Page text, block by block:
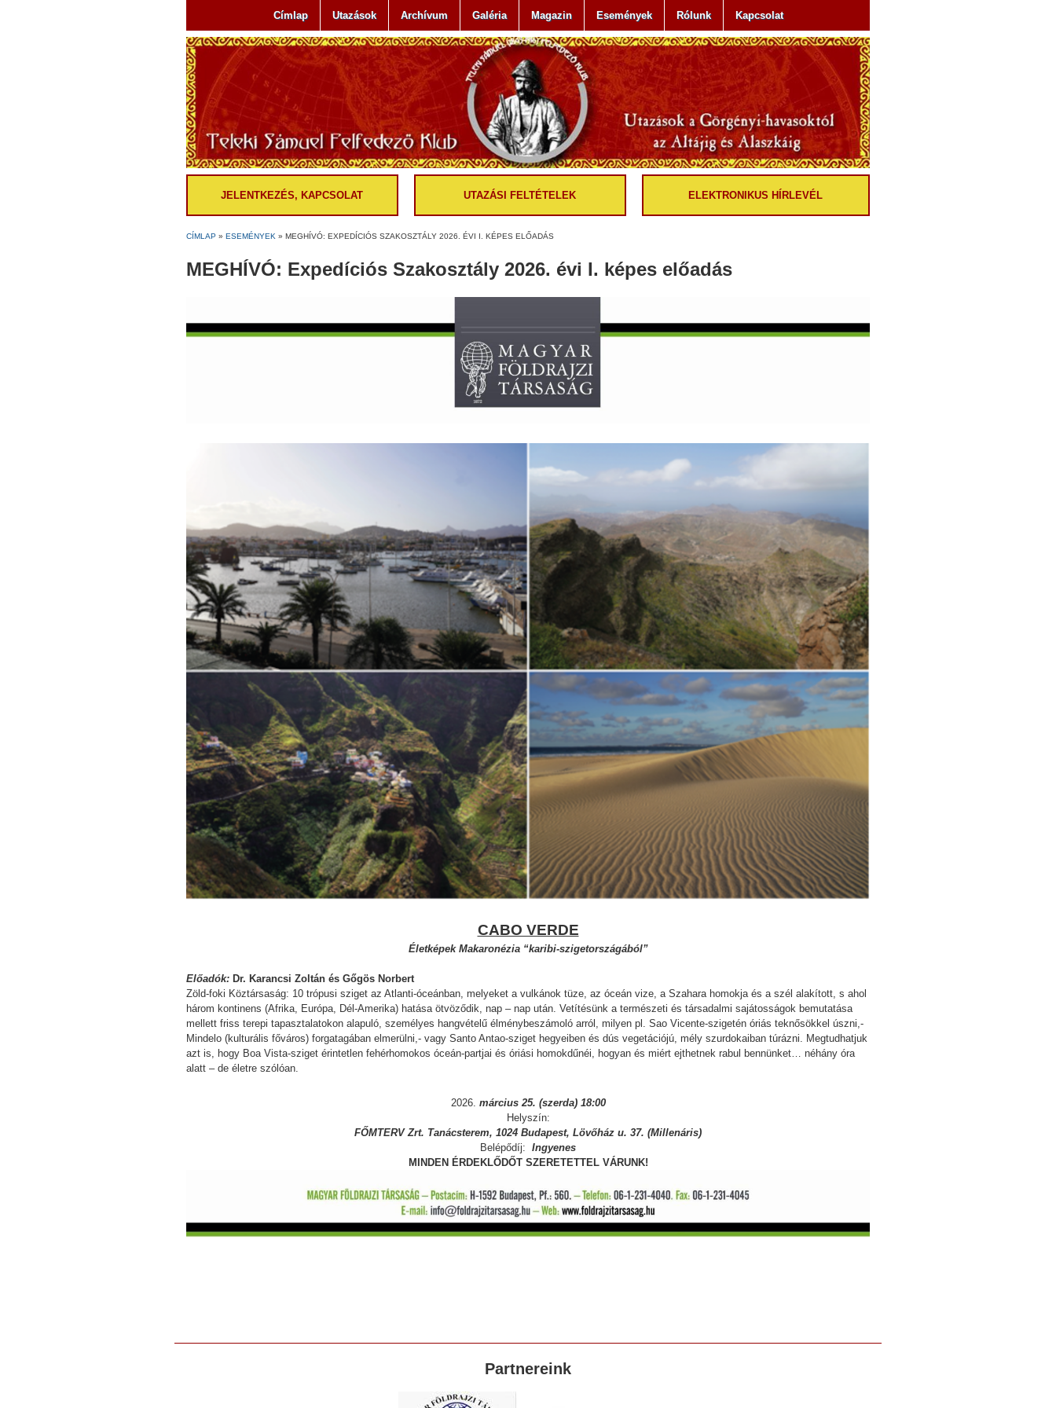
Címlap Utazások Archívum Galéria Magazin Események Rólunk Kapcsolat
JELENTKEZÉS, KAPCSOLAT UTAZÁSI FELTÉTELEK ELEKTRONIKUS HÍRLEVÉL
CÍMLAP » ESEMÉNYEK » MEGHÍVÓ: EXPEDÍCIÓS SZAKOSZTÁLY 2026. ÉVI I. KÉPES ELŐADÁS
MEGHÍVÓ: Expedíciós Szakosztály 2026. évi I. képes előadás
CABO VERDE
Életképek Makaronézia “karibi-szigetországából”
Előadók: Dr. Karancsi Zoltán és Gőgös Norbert
Zöld-foki Köztársaság: 10 trópusi sziget az Atlanti-óceánban, melyeket a vulkánok tüze, az óceán vize, a Szahara homokja és a szél alakított, s ahol
három kontinens (Afrika, Európa, Dél-Amerika) hatása ötvöződik, nap – nap után. Vetítésünk a természeti és társadalmi sajátosságok bemutatása
mellett friss terepi tapasztalatokon alapuló, személyes hangvételű élménybeszámoló arról, milyen pl. Sao Vicente-szigetén óriás teknősökkel úszni,-
Mindelo (kulturális főváros) forgatagában elmerülni,- vagy Santo Antao-sziget hegyeiben és dús vegetációjú, mély szurdokaiban túrázni. Megtudhatjuk
azt is, hogy Boa Vista-sziget érintetlen fehérhomokos óceán-partjai és óriási homokdűnéi, hogyan és miért ejthetnek rabul bennünket… néhány óra
alatt – de életre szólóan.
2026. március 25. (szerda) 18:00
Helyszín:
FŐMTERV Zrt. Tanácsterem, 1024 Budapest, Lövőház u. 37. (Millenáris)
Belépődíj: Ingyenes
MINDEN ÉRDEKLŐDŐT SZERETETTEL VÁRUNK!
Partnereink